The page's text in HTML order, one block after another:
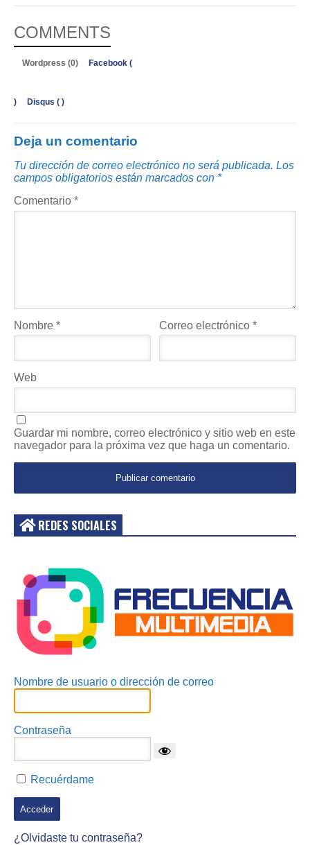
COMMENTS
Wordpress (0) Facebook (
) Disqus ( )
Deja un comentario
Tu dirección de correo electrónico no será publicada. Los
campos obligatorios están marcados con *
Comentario *
Nombre * Correo electrónico*
Web
Guardar mi nombre, correo electrónico y sitio web en este
navegador para la próxima vez que haga un comentario.
REDES SOCIALES
Nombre de usuario o dirección de correo
Contraseña
Recuérdame
¿Olvidaste tu contraseña?